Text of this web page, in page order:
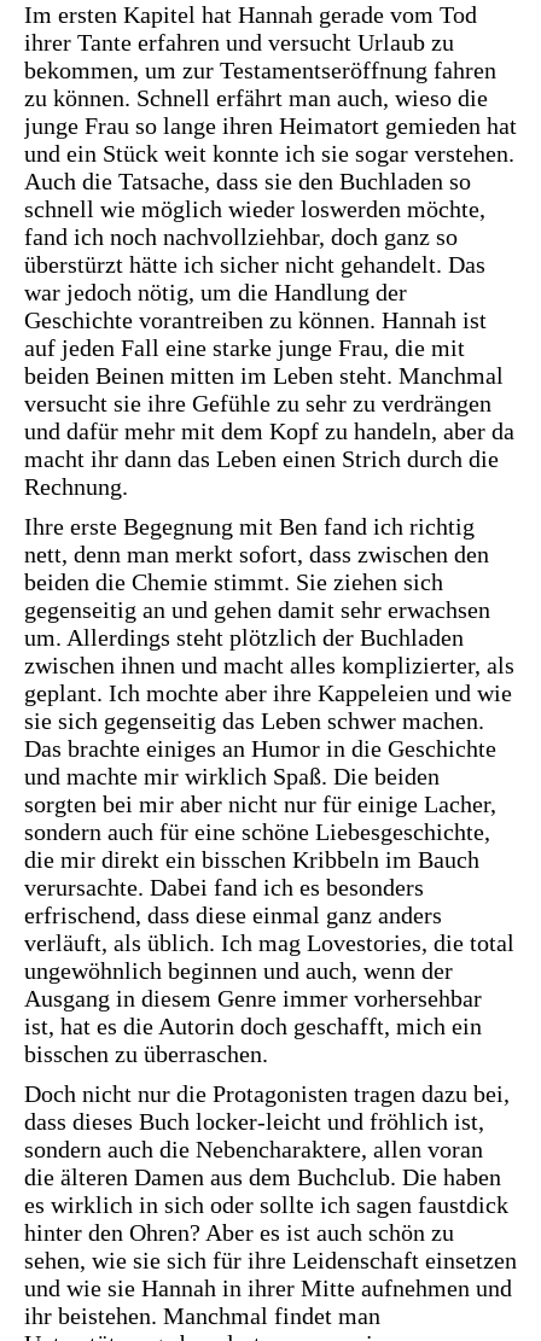
Im ersten Kapitel hat Hannah gerade vom Tod
ihrer Tante erfahren und versucht Urlaub zu
bekommen, um zur Testamentseröffnung fahren
zu können. Schnell erfährt man auch, wieso die
junge Frau so lange ihren Heimatort gemieden hat
und ein Stück weit konnte ich sie sogar verstehen.
Auch die Tatsache, dass sie den Buchladen so
schnell wie möglich wieder loswerden möchte,
fand ich noch nachvollziehbar, doch ganz so
überstürzt hätte ich sicher nicht gehandelt. Das
war jedoch nötig, um die Handlung der
Geschichte vorantreiben zu können. Hannah ist
auf jeden Fall eine starke junge Frau, die mit
beiden Beinen mitten im Leben steht. Manchmal
versucht sie ihre Gefühle zu sehr zu verdrängen
und dafür mehr mit dem Kopf zu handeln, aber da
macht ihr dann das Leben einen Strich durch die
Rechnung.
Ihre erste Begegnung mit Ben fand ich richtig
nett, denn man merkt sofort, dass zwischen den
beiden die Chemie stimmt. Sie ziehen sich
gegenseitig an und gehen damit sehr erwachsen
um. Allerdings steht plötzlich der Buchladen
zwischen ihnen und macht alles komplizierter, als
geplant. Ich mochte aber ihre Kappeleien und wie
sie sich gegenseitig das Leben schwer machen.
Das brachte einiges an Humor in die Geschichte
und machte mir wirklich Spaß. Die beiden
sorgten bei mir aber nicht nur für einige Lacher,
sondern auch für eine schöne Liebesgeschichte,
die mir direkt ein bisschen Kribbeln im Bauch
verursachte. Dabei fand ich es besonders
erfrischend, dass diese einmal ganz anders
verläuft, als üblich. Ich mag Lovestories, die total
ungewöhnlich beginnen und auch, wenn der
Ausgang in diesem Genre immer vorhersehbar
ist, hat es die Autorin doch geschafft, mich ein
bisschen zu überraschen.
Doch nicht nur die Protagonisten tragen dazu bei,
dass dieses Buch locker-leicht und fröhlich ist,
sondern auch die Nebencharaktere, allen voran
die älteren Damen aus dem Buchclub. Die haben
es wirklich in sich oder sollte ich sagen faustdick
hinter den Ohren? Aber es ist auch schön zu
sehen, wie sie sich für ihre Leidenschaft einsetzen
und wie sie Hannah in ihrer Mitte aufnehmen und
ihr beistehen. Manchmal findet man